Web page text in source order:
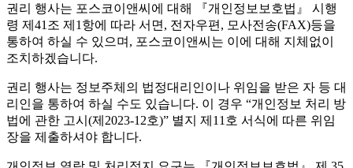
권리 행사는 포스코이앤씨에 대해 『개인정보보호법』 시행
령 제41조 제1항에 따라 서면, 전자우편, 모사전송(FAX)등을
통하여 하실 수 있으며, 포스코이앤씨는 이에 대해 지체없이
조치하겠습니다.
권리 행사는 정보주체의 법정대리인이나 위임을 받은 자 등 대
리인을 통하여 하실 수도 있습니다. 이 경우 “개인정보 처리 방
법에 관한 고시(제2023-12호)” 별지 제11호 서식에 따른 위임
장을 제출하셔야 합니다.